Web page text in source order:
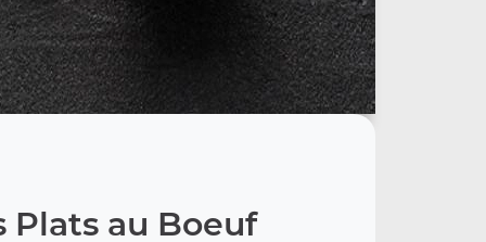
Plats au Boeuf